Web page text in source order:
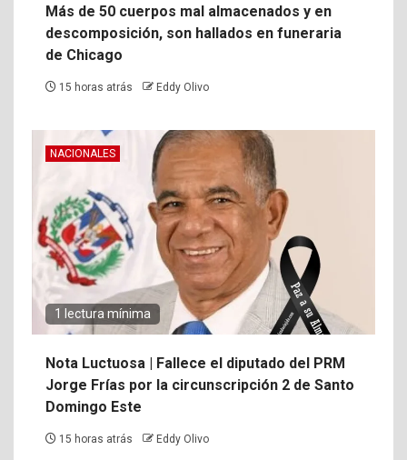
Más de 50 cuerpos mal almacenados y en
descomposición, son hallados en funeraria
de Chicago
15 horas atrás Eddy Olivo
NACIONALES
1 lectura mínima
Nota Luctuosa | Fallece el diputado del PRM
Jorge Frías por la circunscripción 2 de Santo
Domingo Este
15 horas atrás Eddy Olivo